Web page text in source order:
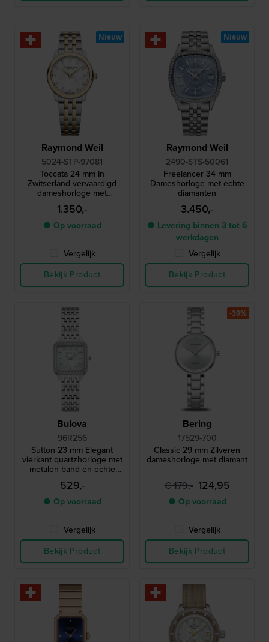
Raymond Weil
5024-STP-97081
Toccata 24 mm In
Zwitserland vervaardigd
dameshorloge met
diamanten indexen en een
parelmoer wijzerplaat
1.350,-
● Op voorraad
Vergelijk
Bekijk Product
Nieuw
Raymond Weil
2490-STS-50061
Freelancer 34 mm
Dameshorloge met echte
diamanten
3.450,-
● Levering binnen 3 tot 6
werkdagen
Vergelijk
Bekijk Product
Nieuw
Bulova
96R256
Sutton 23 mm Elegant
vierkant quartzhorloge met
metalen band en echte
diamanten
529,-
● Op voorraad
Vergelijk
Bekijk Product
Bering
17529-700
Classic 29 mm Zilveren
dameshorloge met diamant
€ 179,- 124,95
● Op voorraad
Vergelijk
Bekijk Product
-30%